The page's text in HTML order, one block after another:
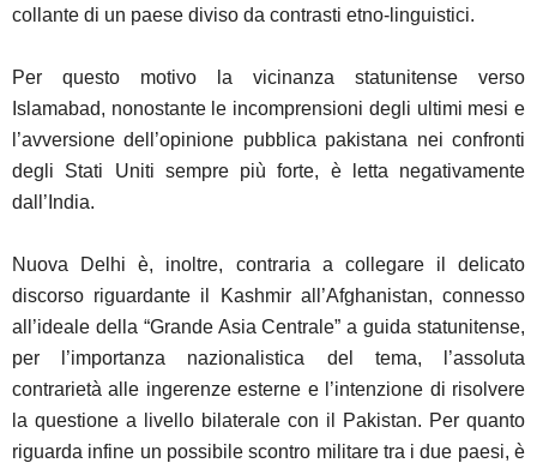
collante di un paese diviso da contrasti etno-linguistici.
Per questo motivo la vicinanza statunitense verso
Islamabad, nonostante le incomprensioni degli ultimi mesi e
l’avversione dell’opinione pubblica pakistana nei confronti
degli Stati Uniti sempre più forte, è letta negativamente
dall’India.
Nuova Delhi è, inoltre, contraria a collegare il delicato
discorso riguardante il Kashmir all’Afghanistan, connesso
all’ideale della “Grande Asia Centrale” a guida statunitense,
per l’importanza nazionalistica del tema, l’assoluta
contrarietà alle ingerenze esterne e l’intenzione di risolvere
la questione a livello bilaterale con il Pakistan. Per quanto
riguarda infine un possibile scontro militare tra i due paesi, è